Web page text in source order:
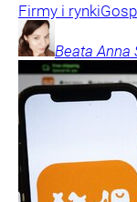
Firmy i rynki
Beata Anna